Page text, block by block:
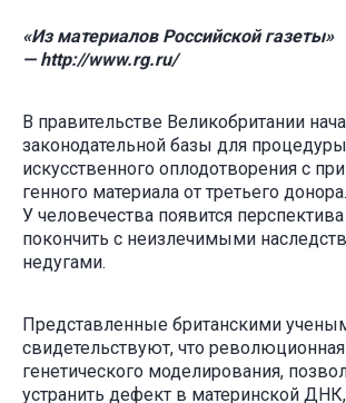
«Из материалов Российской газеты»
— http://www.rg.ru/
В правительстве Великобритании
законодательной базы для процедуры
искусственного оплодотворения с
генного материала от третьего донора.
У человечества появится
покончить с неизлечимыми
недугами.
Представленные британскими
свидетельствуют, что
генетического моделирования,
устранить дефект в материнской